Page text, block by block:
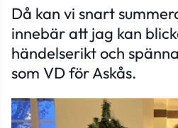
Då kan vi snart
innebär att jag kan
händelserikt och
som VD för Askås.